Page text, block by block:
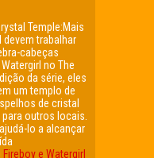
Temple:Mais
devem trabalhar
cabeças
no The
da série, eles
um templo de
de cristal
outros locais.
lo a alcançar
e Watergirl